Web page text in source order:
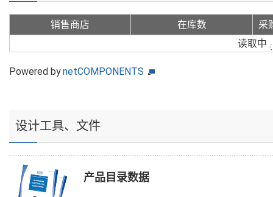
销售商店 在库数
采
读取中
Powered bynetCOMPONENTS
设计工具、文件
产品目录数据